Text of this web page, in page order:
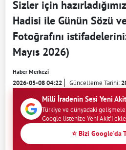
Sizler için
Hadisi ile Günün Sözü
Fotoğrafını
Mayıs 2026)
Haber Merkezi
2026-05-08 04:22 Güncelleme Tarihi:
Milli İradenin Sesi Yeni Akit
Türkiye ve dünyadaki
Google listenize Yeni Akit'i
⭐ Bizi Google'da